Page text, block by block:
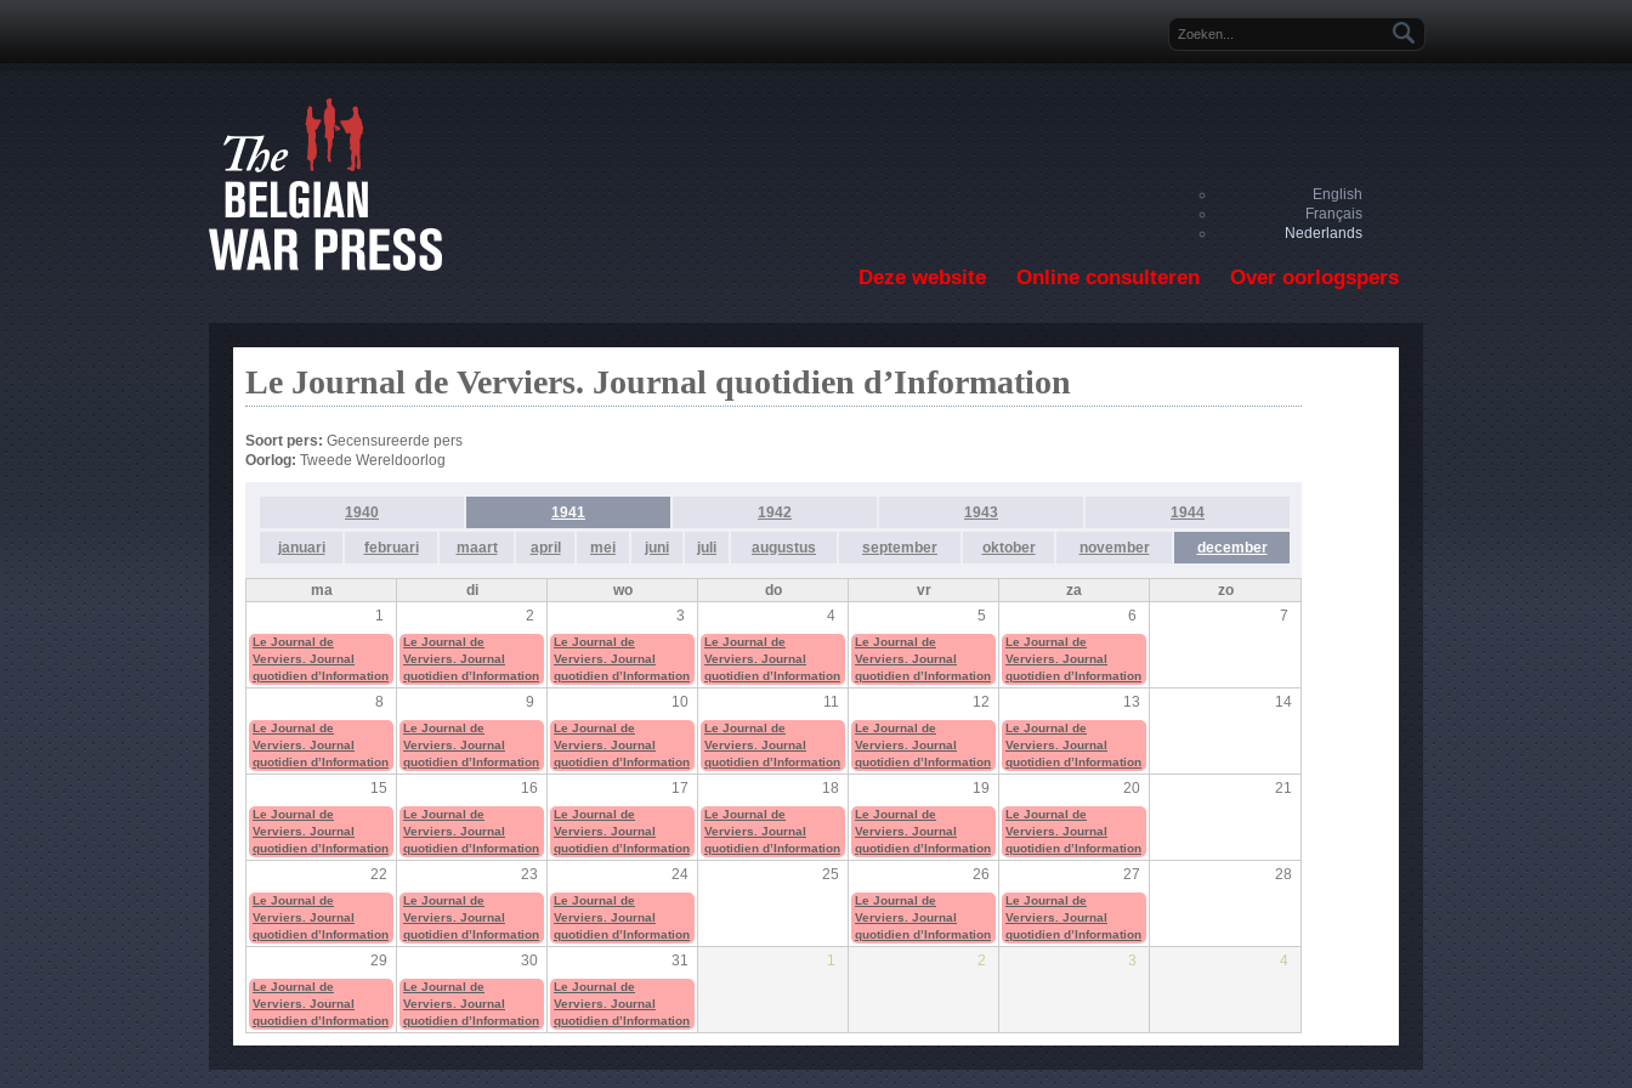
Zoekveld
English
Français
Nederlands
Deze website Online consulteren Over oorlogspers
Le Journal de Verviers. Journal quotidien d’Information
Soort pers: Gecensureerde pers
Oorlog: Tweede Wereldoorlog
1940 1941 1942 1943 1944
januari februari maart april mei juni juli augustus september oktober november december
ma di wo do vr za
zo
1
2 3 4 5 6 7
Le Journal de
Verviers. Journal
quotidien d’Information
Le Journal de
Verviers. Journal
quotidien d’Information
Le Journal de
Verviers. Journal
quotidien d’Information
Le Journal de
Verviers. Journal
quotidien d’Information
Le Journal de
Verviers. Journal
quotidien d’Information
Le Journal de
Verviers. Journal
quotidien d’Information
8 9 10 11 12 13 14
Le Journal de
Verviers. Journal
quotidien d’Information
Le Journal de
Verviers. Journal
quotidien d’Information
Le Journal de
Verviers. Journal
quotidien d’Information
Le Journal de
Verviers. Journal
quotidien d’Information
Le Journal de
Verviers. Journal
quotidien d’Information
Le Journal de
Verviers. Journal
quotidien d’Information
15 16 17 18 19 20 21
Le Journal de
Verviers. Journal
quotidien d’Information
Le Journal de
Verviers. Journal
quotidien d’Information
Le Journal de
Verviers. Journal
quotidien d’Information
Le Journal de
Verviers. Journal
quotidien d’Information
Le Journal de
Verviers. Journal
quotidien d’Information
Le Journal de
Verviers. Journal
quotidien d’Information
22 23 24 25 26 27 28
Le Journal de
Verviers. Journal
quotidien d’Information
Le Journal de
Verviers. Journal
quotidien d’Information
Le Journal de
Verviers. Journal
quotidien d’Information
Le Journal de
Verviers. Journal
quotidien d’Information
Le Journal de
Verviers. Journal
quotidien d’Information
29 30 31 1 2 3 4
Le Journal de
Verviers. Journal
quotidien d’Information
Le Journal de
Verviers. Journal
quotidien d’Information
Le Journal de
Verviers. Journal
quotidien d’Information